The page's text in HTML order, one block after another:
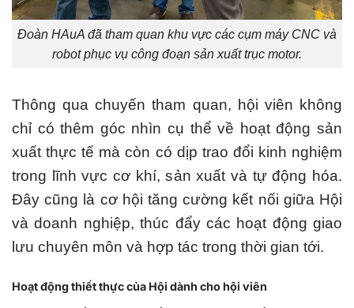
Đoàn HAuA đã tham quan khu vực các cụm máy CNC và
robot phục vụ công đoạn sản xuất trục motor.
Thông qua chuyến tham quan, hội viên không
chỉ có thêm góc nhìn cụ thể về hoạt động sản
xuất thực tế mà còn có dịp trao đổi kinh nghiệm
trong lĩnh vực cơ khí, sản xuất và tự động hóa.
Đây cũng là cơ hội tăng cường kết nối giữa Hội
và doanh nghiệp, thúc đẩy các hoạt động giao
lưu chuyên môn và hợp tác trong thời gian tới.
Hoạt động thiết thực của Hội dành cho hội viên